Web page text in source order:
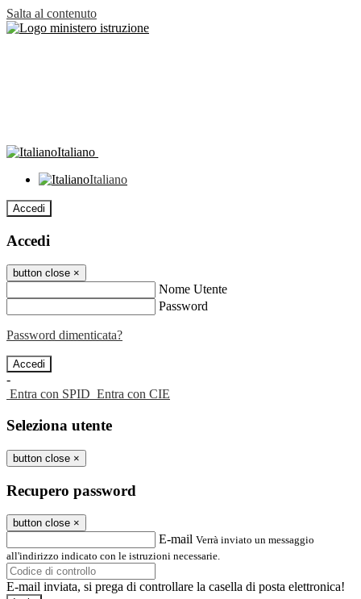
Salta al contenuto
Italiano
Italiano
Accedi
Accedi
button close ×
Nome Utente
Password
Password dimenticata?
-
Entra con SPID Entra con CIE
Seleziona utente
button close ×
Recupero password
button close ×
E-mail Verrà inviato un messaggio
all'indirizzo indicato con le istruzioni necessarie.
E-mail inviata, si prega di controllare la casella di posta elettronica!